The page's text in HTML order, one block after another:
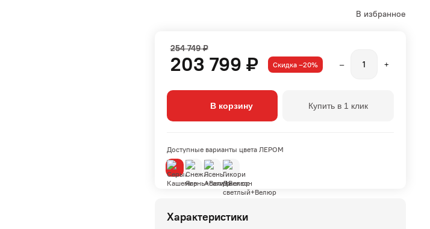
Стелла
Детские
В избранное
Доступные варианты цвета ЛЕРОМ
254 749 ₽
203 799 ₽ Скидка –20% – +
В корзину Купить в 1 клик
Характеристики